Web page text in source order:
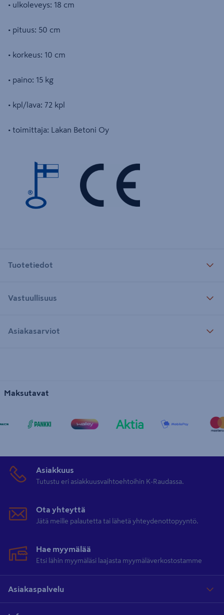
• ulkoleveys: 18 cm
• pituus: 50 cm
• korkeus: 10 cm
• paino: 15 kg
• kpl/lava: 72 kpl
• toimittaja: Lakan Betoni Oy
Tuotetiedot
Vastuullisuus
Asiakasarviot
Maksutavat
Asiakkuus
Tutustu eri asiakkuusvaihtoehtoihin K-Raudassa.
Ota yhteyttä
Jätä meille palautetta tai lähetä yhteydenottopyyntö.
Hae myymälää
Etsi lähin myymäläsi laajasta myymäläverkostostamme
Asiakaspalvelu